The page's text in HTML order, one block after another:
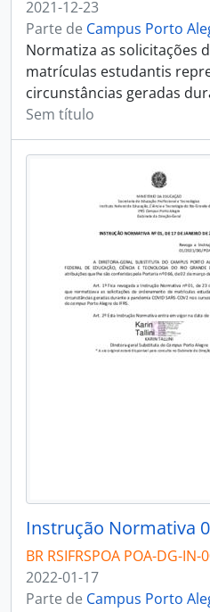
2021-12-23
Parte de Campus Porto
Normatiza as solicitações
matrículas estudantis
circunstâncias geradas
Sem título
Instrução Normativa
BR RSIFRSPOA POA-DG-IN-
2022-01-17
Parte de Campus Porto